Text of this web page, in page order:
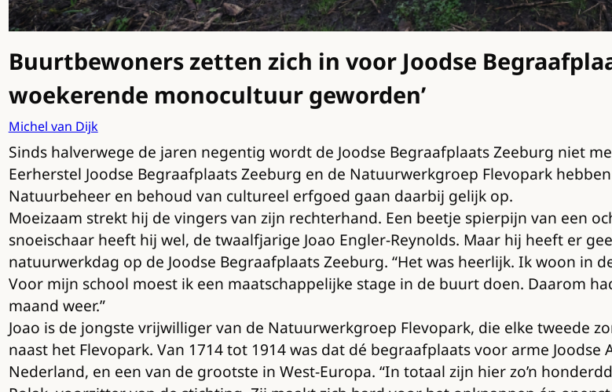
Buurtbewoners zetten zich in voor Joodse
woekerende monocultuur geworden’
Michel van Dijk
Sinds halverwege de jaren negentig wordt de Joodse Begraafplaats Zeeburg niet
Eerherstel Joodse Begraafplaats Zeeburg en de Natuurwerkgroep Flevopark
Natuurbeheer en behoud van cultureel erfgoed gaan daarbij gelijk op.
Moeizaam strekt hij de vingers van zijn rechterhand. Een beetje spierpijn van een
snoeischaar heeft hij wel, de twaalfjarige Joao Engler-Reynolds. Maar hij heeft er
natuurwerkdag op de Joodse Begraafplaats Zeeburg. “Het was heerlijk. Ik woon in
Voor mijn school moest ik een maatschappelijke stage in de buurt doen. Daarom
maand weer.”
Joao is de jongste vrijwilliger van de Natuurwerkgroep Flevopark, die elke tweede
naast het Flevopark. Van 1714 tot 1914 was dat dé begraafplaats voor arme
Nederland, en een van de grootste in West-Europa. “In totaal zijn hier zo’n